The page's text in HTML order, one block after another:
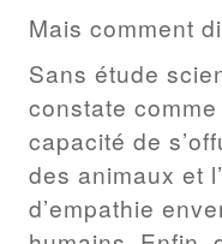
Mais comment
Sans étude
constate
capacité de
des animaux et
d’empathie